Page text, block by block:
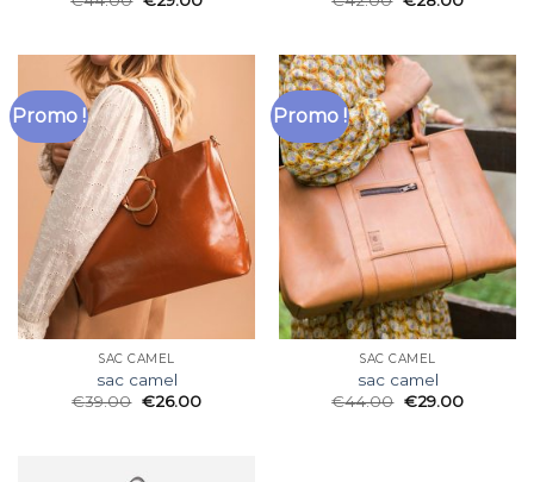
Promo !
SAC CAMEL
sac camel
€39.00 €26.00
Promo !
SAC CAMEL
sac camel
€44.00 €29.00